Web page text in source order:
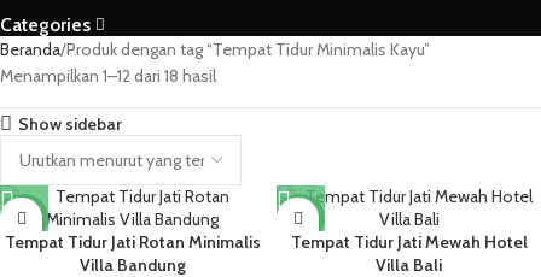
Categories
Beranda Produk dengan tag “Tempat Tidur Minimalis Kayu”
Menampilkan 1–12 dari 18 hasil
Show sidebar
NEW
Tempat Tidur Jati Rotan Minimalis
Villa Bandung
NEW
Tempat Tidur Jati Mewah Hotel
Villa Bali